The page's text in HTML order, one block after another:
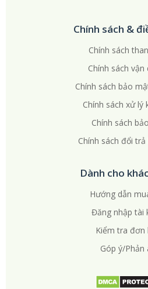
Chính sách &
Chính sách
Chính sách vận
Chính sách bảo
Chính sách xử lý
Chính sách
Chính sách đổi
Dành cho
Hướng dẫn
Đăng nhập tài
Kiểm tra đơn
Góp ý/Phản